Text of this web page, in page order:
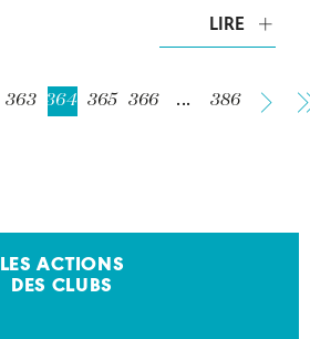
LIRE
363 364 365 366 ... 386
LES ACTIONS
DES CLUBS